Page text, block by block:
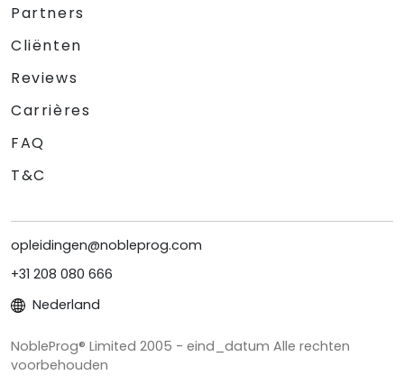
Partners
Cliënten
Reviews
Carrières
FAQ
T&C
opleidingen@nobleprog.com
+31 208 080 666
Nederland
NobleProg® Limited 2005 - eind_datum Alle rechten
voorbehouden